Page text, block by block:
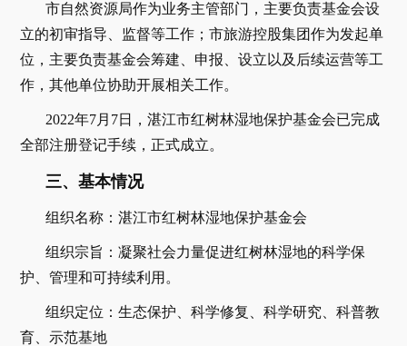
市自然资源局作为业务主管部门，主要负责基金会设
立的初审指导、监督等工作；市旅游控股集团作为发起单
位，主要负责基金会筹建、申报、设立以及后续运营等工
作，其他单位协助开展相关工作。
2022年7月7日，湛江市红树林湿地保护基金会已完成
全部注册登记手续，正式成立。
三、基本情况
组织名称：湛江市红树林湿地保护基金会
组织宗旨：凝聚社会力量促进红树林湿地的科学保
护、管理和可持续利用。
组织定位：生态保护、科学修复、科学研究、科普教
育、示范基地